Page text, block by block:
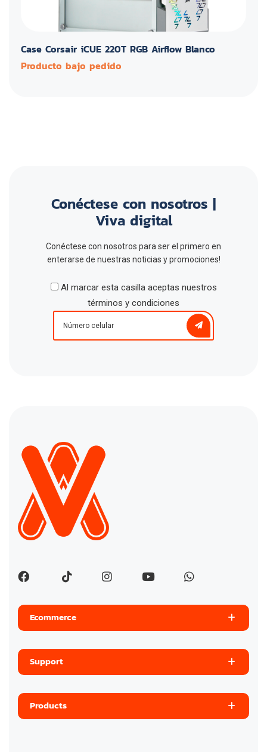
Case Corsair iCUE 220T RGB Airflow Blanco
Producto bajo pedido
Conéctese con nosotros |
Viva digital
Conéctese con nosotros para ser el primero en
enterarse de nuestras noticias y promociones!
Al marcar esta casilla aceptas nuestros
términos y condiciones
Ecommerce
Support
Products